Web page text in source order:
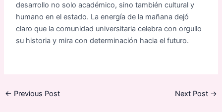
desarrollo no solo académico, sino también cultural y
humano en el estado. La energía de la mañana dejó
claro que la comunidad universitaria celebra con orgullo
su historia y mira con determinación hacia el futuro.
← Previous Post Next Post →